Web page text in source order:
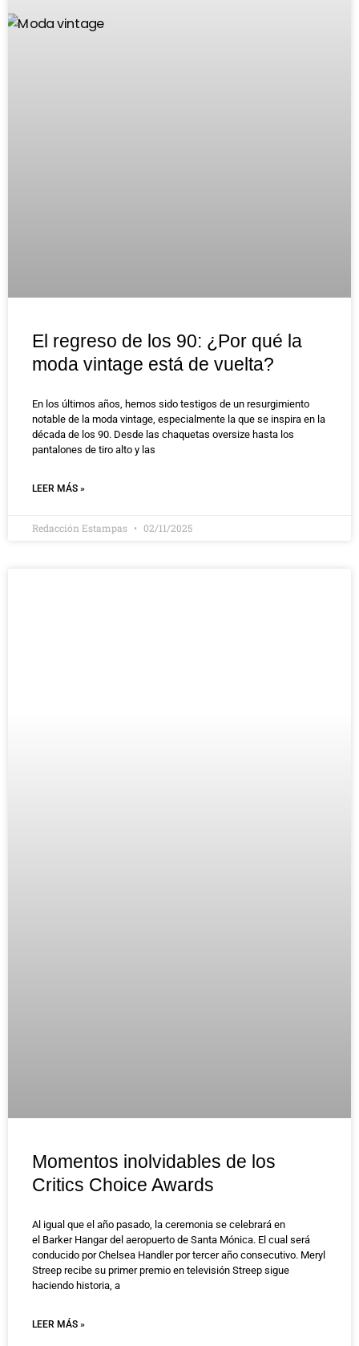
El regreso de los 90: ¿Por qué la
moda vintage está de vuelta?
En los últimos años, hemos sido testigos de un resurgimiento
notable de la moda vintage, especialmente la que se inspira en la
década de los 90. Desde las chaquetas oversize hasta los
pantalones de tiro alto y las
LEER MÁS »
Redacción Estampas 02/11/2025
Momentos inolvidables de los
Critics Choice Awards
Al igual que el año pasado, la ceremonia se celebrará en
el Barker Hangar del aeropuerto de Santa Mónica. El cual será
conducido por Chelsea Handler por tercer año consecutivo. Meryl
Streep recibe su primer premio en televisión Streep sigue
haciendo historia, a
LEER MÁS »